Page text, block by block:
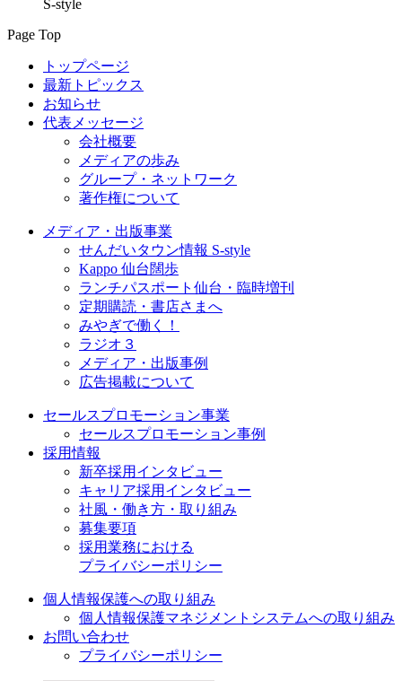
S-style
Page Top
トップページ
最新トピックス
お知らせ
代表メッセージ
会社概要
メディアの歩み
グループ・ネットワーク
著作権について
メディア・出版事業
せんだいタウン情報 S-style
Kappo 仙台闊歩
ランチパスポート仙台・臨時増刊
定期購読・書店さまへ
みやぎで働く！
ラジオ３
メディア・出版事例
広告掲載について
セールスプロモーション事業
セールスプロモーション事例
採用情報
新卒採用インタビュー
キャリア採用インタビュー
社風・働き方・取り組み
募集要項
採用業務における
プライバシーポリシー
個人情報保護への取り組み
個人情報保護マネジメントシステムへの取り組み
お問い合わせ
プライバシーポリシー